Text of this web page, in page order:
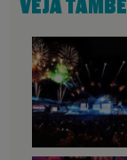
VEJA